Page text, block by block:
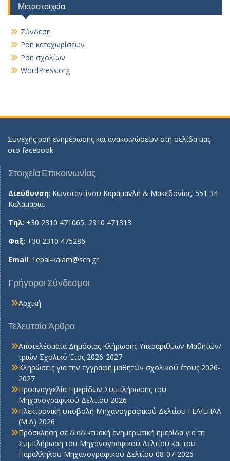
Μεταστοιχεία
Σύνδεση
Ροή καταχωρίσεων
Ροή σχολίων
WordPress.org
Συνεχής ροή ενημέρωσης και ανακοινώσεων στη σελίδα μας
στο facebook
Στοιχεία Επικοινωνίας
Διεύθυνση: Κωνσταντίνου Καραμανλή & Μακεδονίας, 551 34
Καλαμαριά.
Τηλ: +30 2310 471065, 2310 471313
Φαξ: +30 2310 475286
Email: 1epal-kalam@sch.gr
Γρήγοροι Σύνδεσμοι
Αρχική
Τελευταία Άρθρα
Αποτελέσματα Δημόσιας Κλήρωσης Υπεράριθμων Μαθητών/
τριών Σχολικό Έτος 2026-2027
Κληρώσεις για την εγγραφή μαθητών σχολικού έτους 2026-
2027
Προαναγγελία Ημερίδων Συμπλήρωσης του
Μηχανογραφικού Δελτίου 2026
Ηλεκτρονική υποβολή Μηχανογραφικού Δελτίου ΓΕΛ/ΕΠΑΛ
(Μ.Δ) 2026
Πρόσκληση σε διαδικτυακή ενημερωτική ημερίδα για τη
Συμπλήρωση του Μηχανογραφικού Δελτίου και του
Παράλληλου Μηχανογραφικού Δελτίου 08-07-2026